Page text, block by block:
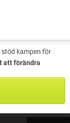
stöd kampen för
att förändra